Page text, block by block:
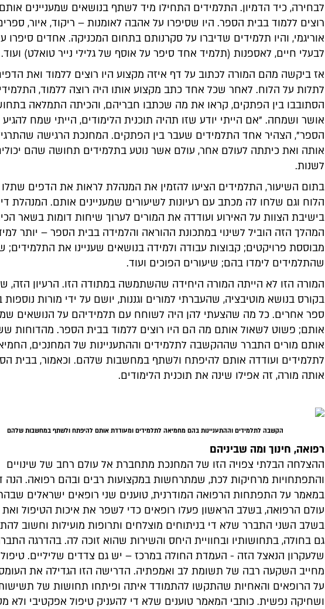
לבחירה, כיד הדמיון. התלמידים התחילו מיד לשתף בנושאים שמעניינים
רוצים ללמוד בבית הספר. היו שסיפרו על אהבה לאומנות – ריקוד, איור,
אוריגמי, והיו תלמידים שדיברו על סקרנותם בתחום המכניקה. אחדים סיפרו
לבעלי חיים, לאספנות (תלמיד אחד סיפר על אוסף של גלילי נייר טואלט) ועוד.
אז ביקשה מהם המורה לכתוב על דף איזה מקצוע היו רוצים ללמוד ואת
לתלות על הלוח. לאחר שכל אחד כתב מקצוע אותו היה רוצה ללמוד,
הסתובבו בין הפתקים, קראו את מה שכתבו חבריהם, והכיתה התמלאה
אושר ושמחה. "אם הייתי יודע שזו תהיה תוכנית הלימודים, הייתי שמח להגיע
הספר", הצהיר אחד התלמידים שעבר בין הפתקים. המחנכת הרגישה
אותה ואת כיתתה לעולם אחר, עולם אשר נוטע בתלמידים תחושה שהם
לשנות.
בתום השיעור, התלמידים הציעו להזמין את המנהלת לראות את הדפים
הלוח וגם שלחו לה מכתב עם רעיונות לשיעורים שמעניינים אותם. המנהלת
בישיבת הצוות על האירוע ועודדה את המורים לערוך שיחות דומות בשאר
המהלך הזה הוביל לשינוי במתכונת ההוראה והלמידה בבית הספר – יותר
מבוססת פרויקטים; קבוצות עבודה ולמידה בנושאים שעניינו את התלמידים;
שהתלמידים לימדו בהם; שיעורים הפוכים ועוד.
המורה הזו לא הייתה המורה היחידה שהשתמשה במתודה הזו. הרעיון הזה,
בקורס בנושא מוטיבציה, שהעברתי למורים וגננות, יושם על ידי מורות נוספות
ספר אחרים. כל מה שהצעתי להן היה לשוחח עם תלמידיהם על הנושאים
אותם; פשוט לשאול אותם מה הם היו רוצים ללמוד בבית הספר. מהדוחות
אותם מורים התברר שההקשבה לתלמידים וההתעניינות של המחנכים,
לתלמידים ועודדה אותם להיפתח ולשתף במחשבות שלהם. וכאמור, בבית
אותה מורה, זה אפילו שינה את תוכנית הלימודים.
הקשבה לתלמידים וההתעניינות בהם מחמיאה לתלמידים ומעודדת אותם להיפתח ולשתף במחשבות שלהם
רפואה, חינוך ומה שביניהם
ההצלחה הבלתי צפויה הזו של המחנכת מתחברת אל עולם רחב של שינויים
והתפתחויות מרחיקות לכת, שמתרחשות במקצועות רבים ובהם רפואה. הנה
במאמר על התפתחות הרפואה המודרנית, טוענים שני רופאים ישראלים
עולם הרפואה, בשלב הראשון פעלו רופאים כדי לשפר את איכות הטיפול ואת
בשלב השני התברר שלא די בניתוחים מוצלחים ותרופות מועילות וחשוב
גם בחולה, בתחושותיו ובחוויית היחס והשירות שהוא זוכה לה. בהדרגה
שלעקרון הנאצל הזה - העמדת החולה במרכז – יש גם צדדים שליליים.
מחייב השקעה רבה של תשומת לב ואמפתיה. הדרישה הזו הגדילה את
על הרופאים והאחיות שהתקשו להתמודד איתה ופיתחו תחושות של
ושחיקה נפשית. כותבי המאמר טוענים שלא די להעניק טיפול אפקטיבי ולא